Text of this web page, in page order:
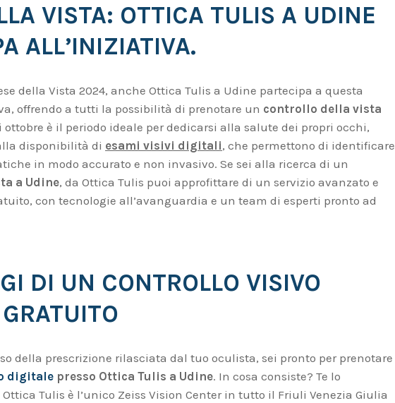
VISTA: OTTICA TULIS A UDINE
ALL’INIZIATIVA.
della Vista 2024, anche Ottica Tulis a Udine partecipa a questa
offrendo a tutti la possibilità di prenotare un controllo della vista
ottobre è il periodo ideale per dedicarsi alla salute dei propri occhi,
disponibilità di esami visivi digitali, che permettono di identificare
in modo accurato e non invasivo. Se sei alla ricerca di un
a Udine, da Ottica Tulis puoi approfittare di un servizio avanzato e
con tecnologie all’avanguardia e un team di esperti pronto ad
DI UN CONTROLLO VISIVO
della prescrizione rilasciata dal tuo oculista, sei pronto per prenotare
digitale presso Ottica Tulis a Udine. In cosa consiste? Te lo
Tulis è l’unico Zeiss Vision Center in tutto il Friuli Venezia Giulia